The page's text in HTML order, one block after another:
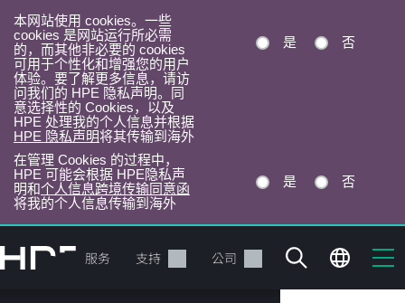
本网站使用 cookies。一些
cookies 是网站运行所必需
的，而其他非必要的 cookies
可用于个性化和增强您的用户
体验。要了解更多信息，请访
问我们的 HPE 隐私声明。同
意选择性的 Cookies，以及
HPE 处理我的个人信息并根据
HPE 隐私声明将其传输到海外
是 否
在管理 Cookies 的过程中，
HPE 可能会根据 HPE隐私声
明和个人信息跨境传输同意函
将我的个人信息传输到海外
是 否
转
到
产品 服务 支持 公司